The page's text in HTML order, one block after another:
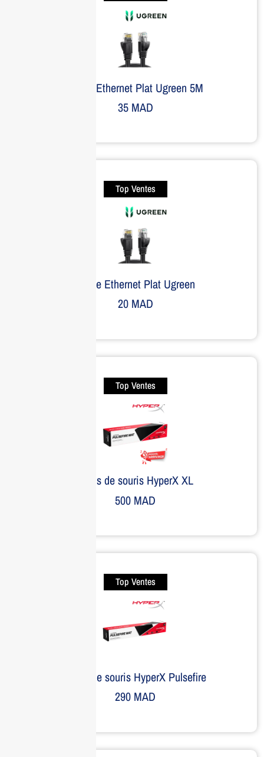
Câble Ethernet Plat Ugreen 5M
35MAD
Top Ventes
Câble Ethernet Plat Ugreen
20MAD
Top Ventes
Tapis de souris HyperX XL
500 MAD
Top Ventes
Tapis de souris HyperX Pulsefire
290 MAD